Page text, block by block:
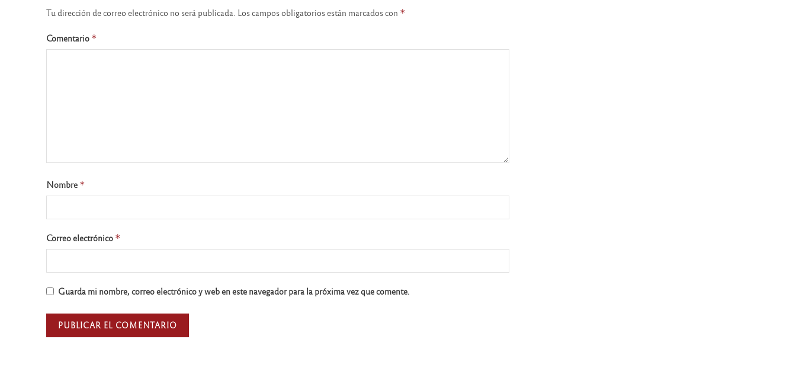
Tu dirección de correo electrónico no será publicada. Los campos obligatorios están marcados con *
Comentario *
Nombre *
Correo electrónico *
Guarda mi nombre, correo electrónico y web en este navegador para la próxima vez que comente.